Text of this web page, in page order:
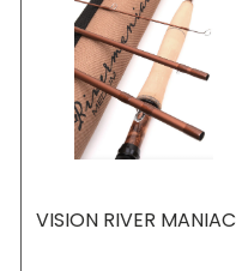
VISION RIVER MANIAC